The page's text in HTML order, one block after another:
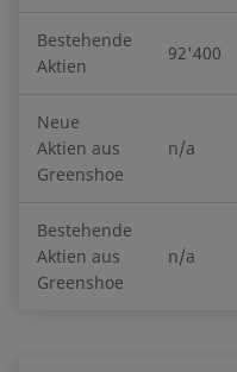
Bestehende
Aktien
92'400
Neue
Aktien aus
Greenshoe
n/a
Bestehende
Aktien aus
Greenshoe
n/a